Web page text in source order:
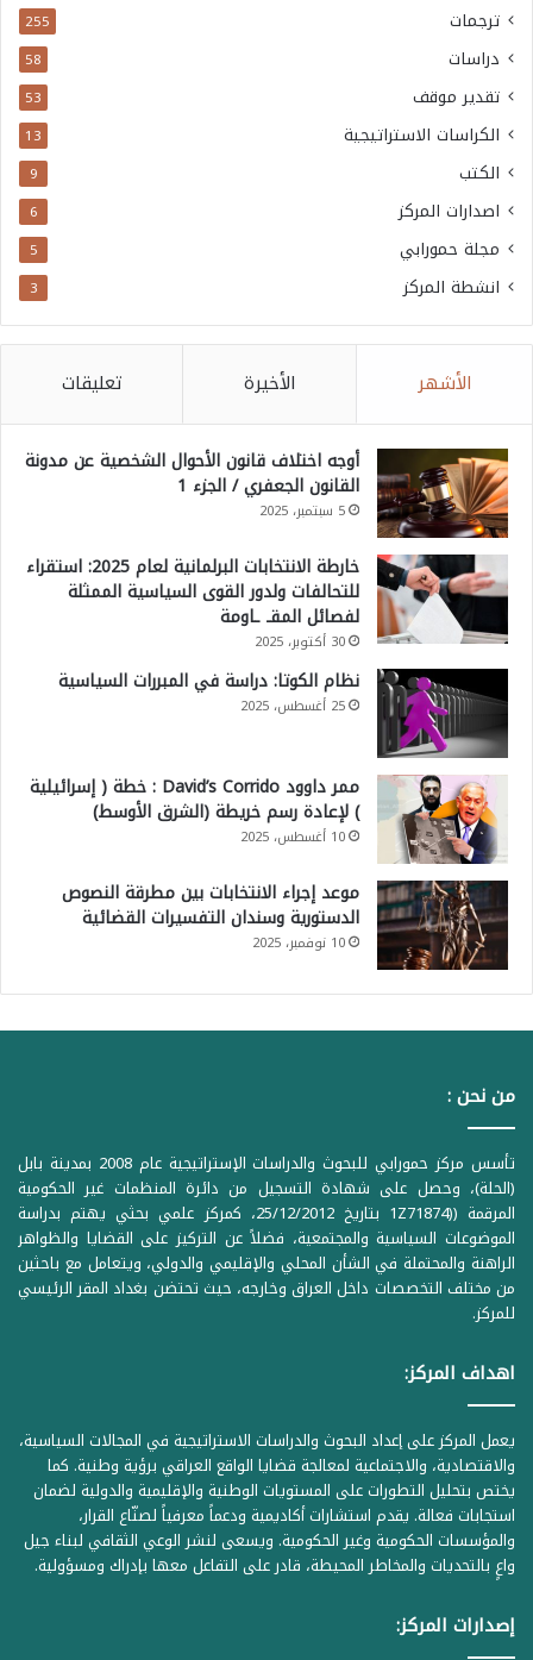
ترجمات 255
دراسات 58
تقدير موقف 53
الكراسات الاستراتيجية 13
الكتب 9
اصدارات المركز 6
مجلة حمورابي 5
انشطة المركز 3
الأشهر الأخيرة تعليقات
أوجه اختلاف قانون الأحوال الشخصية عن مدونة
القانون الجعفري / الجزء 1
5 سبتمبر، 2025
خارطة الانتخابات البرلمانية لعام 2025: استقراء
للتحالفات ولدور القوى السياسية الممثلة
لفصائل المقـ ـاومة
30 أكتوبر، 2025
نظام الكوتا: دراسة في المبررات السياسية
25 أغسطس، 2025
ممر داوود David’s Corrido : خطة ( إسرائيلية
) لإعادة رسم خريطة (الشرق الأوسط)
10 أغسطس، 2025
موعد إجراء الانتخابات بين مطرقة النصوص
الدستورية وسندان التفسيرات القضائية
10 نوفمبر، 2025
من نحن :
تأسس مركز حمورابي للبحوث والدراسات الإستراتيجية عام 2008 بمدينة بابل
(الحلة)، وحصل على شهادة التسجيل من دائرة المنظمات غير الحكومية
المرقمة ((1Z71874 بتاريخ 25/12/2012، كمركز علمي بحثي يهتم بدراسة
الموضوعات السياسية والمجتمعية، فضلاً عن التركيز على القضايا والظواهر
الراهنة والمحتملة في الشأن المحلي والإقليمي والدولي، ويتعامل مع باحثين
من مختلف التخصصات داخل العراق وخارجه، حيث تحتضن بغداد المقر الرئيسي
للمركز.
اهداف المركز:
يعمل المركز على إعداد البحوث والدراسات الاستراتيجية في المجالات السياسية،
والاقتصادية، والاجتماعية لمعالجة قضايا الواقع العراقي برؤية وطنية. كما
يختص بتحليل التطورات على المستويات الوطنية والإقليمية والدولية لضمان
استجابات فعالة. يقدم استشارات أكاديمية ودعماً معرفياً لصنّاع القرار،
والمؤسسات الحكومية وغير الحكومية. ويسعى لنشر الوعي الثقافي لبناء جيل
واعٍ بالتحديات والمخاطر المحيطة، قادر على التفاعل معها بإدراك ومسؤولية.
إصدارات المركز: